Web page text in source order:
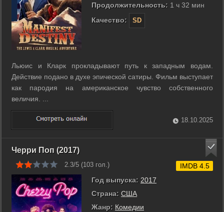
Продолжительность: 1 ч 32 мин
Качество:
SD
Льюис и Кларк прокладывают путь к западным водам.
Действие подано в духе эпической сатиры. Фильм выступает
как пародия на американское чувство собственного
величия. ...
18.10.2025
Черри Поп (2017)
2.3/5 (103 гол.)
Год выпуска: 2017
Страна: США
Жанр: Комедии
IMDB 4.5